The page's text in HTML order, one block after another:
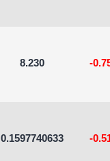
8.230 -
0.1597740633 -